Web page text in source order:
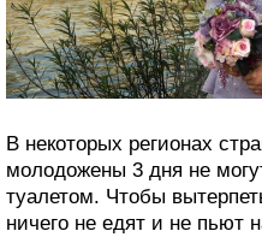
В некоторых регионах
молодожены 3 дня не
туалетом. Чтобы
ничего не едят и не пьют